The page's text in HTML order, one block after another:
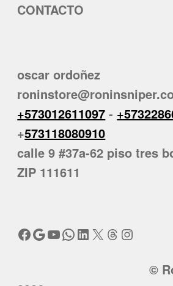
CONTACTO
oscar ordoñez
+573012611097 -
+573118080910
calle 9 #37a-62 piso tres
ZIP 111611
Facebook
Google
YouTube
WhatsApp
LinkedIn
X Threads
©